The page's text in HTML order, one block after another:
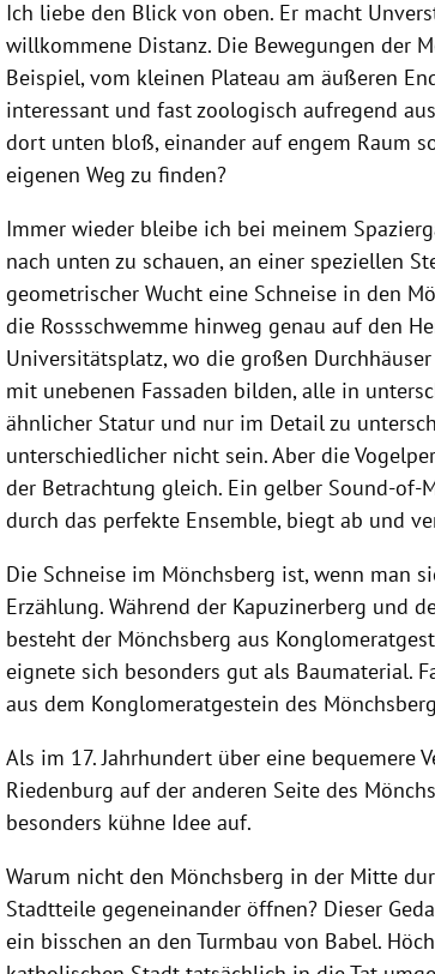
Ich liebe den Blick von oben. Er macht
willkommene Distanz. Die Bewegungen der
Beispiel, vom kleinen Plateau am äußeren
interessant und fast zoologisch aufregend
dort unten bloß, einander auf engem Raum
eigenen Weg zu finden?
Immer wieder bleibe ich bei meinem
nach unten zu schauen, an einer speziellen
geometrischer Wucht eine Schneise in den
die Rossschwemme hinweg genau auf den
Universitätsplatz, wo die großen
mit unebenen Fassaden bilden, alle in
ähnlicher Statur und nur im Detail zu
unterschiedlicher nicht sein. Aber die
der Betrachtung gleich. Ein gelber Sound-of-
durch das perfekte Ensemble, biegt ab und
Die Schneise im Mönchsberg ist, wenn man
Erzählung. Während der Kapuzinerberg und
besteht der Mönchsberg aus
eignete sich besonders gut als Baumaterial.
aus dem Konglomeratgestein des
Als im 17. Jahrhundert über eine bequemere
Riedenburg auf der anderen Seite des
besonders kühne Idee auf.
Warum nicht den Mönchsberg in der Mitte
Stadtteile gegeneinander öffnen? Dieser
ein bisschen an den Turmbau von Babel.